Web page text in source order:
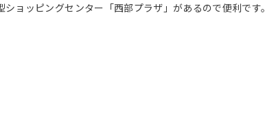
ショッピングセンター「西部プラザ」があるので便利です。